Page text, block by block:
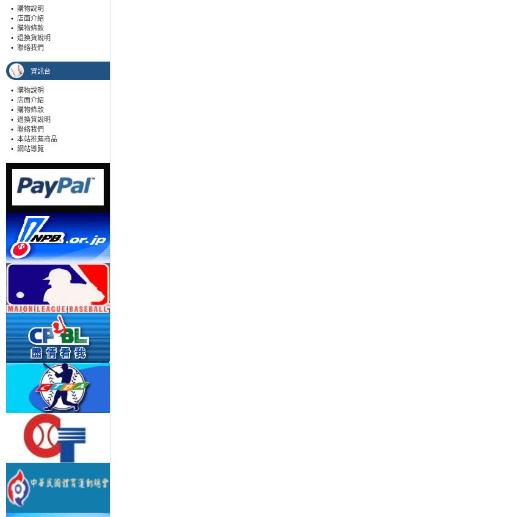
• 購物說明
• 店面介紹
• 購物條款
• 退換貨說明
• 聯絡我們
資訊台
• 購物說明
• 店面介紹
• 購物條款
• 退換貨說明
• 聯絡我們
• 本站推薦商品
• 網站導覽